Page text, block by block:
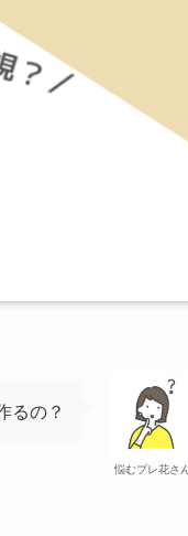
悩むプレ花さん
るの？